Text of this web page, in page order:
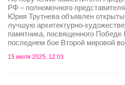
РФ – полномочного
Юрия Трутнева объявлен
лучшую архитектурно-
памятника, посвященного
последнем бое Второй мировой
15 июля 2025, 12:03